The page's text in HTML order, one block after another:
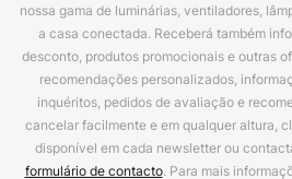
nossa gama de luminárias, ventiladores,
a casa conectada. Receberá também
desconto, produtos promocionais e outras
recomendações personalizados,
inquéritos, pedidos de avaliação e
cancelar facilmente e em qualquer altura,
disponível em cada newsletter ou
formulário de contacto. Para mais